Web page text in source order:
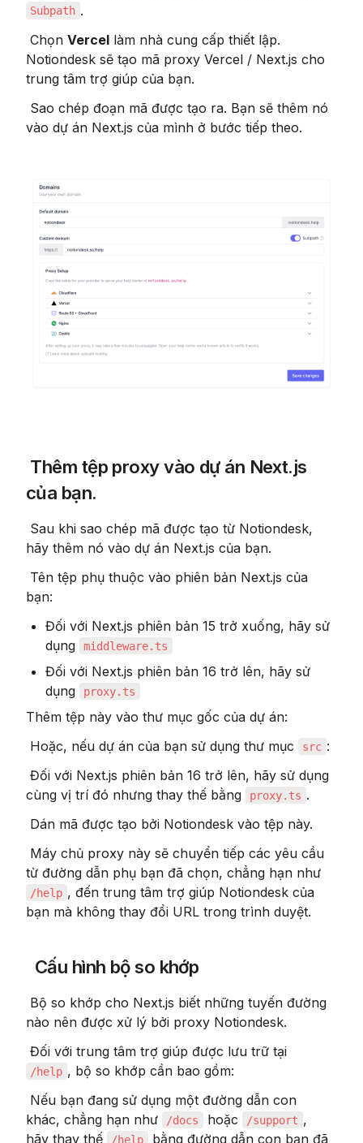
Subpath .
Chọn Vercel làm nhà cung cấp thiết lập.
Notiondesk sẽ tạo mã proxy Vercel / Next.js cho
trung tâm trợ giúp của bạn.
vào dự án Next.js của mình ở bước tiếp theo.
Thêm tệp proxy vào dự án Next.js
của bạn.
hãy thêm nó vào dự án Next.js của bạn.
bạn:
Đối với Next.js phiên bản 15 trở xuống, hãy sử
dụng
middleware.ts
Đối với Next.js phiên bản 16 trở lên, hãy sử
dụng
proxy.ts
Thêm tệp này vào thư mục gốc của dự án:
Hoặc, nếu dự án của bạn sử dụng thư mục
src :
cùng vị trí đó nhưng thay thế bằng
proxy.ts .
Dán mã được tạo bởi Notiondesk vào tệp này.
từ đường dẫn phụ bạn đã chọn, chẳng hạn như
/help , đến trung tâm trợ giúp Notiondesk của
bạn mà không thay đổi URL trong trình duyệt.
Cấu hình bộ so khớp
nào nên được xử lý bởi proxy Notiondesk.
Đối với trung tâm trợ giúp được lưu trữ tại
/help , bộ so khớp cần bao gồm:
khác, chẳng hạn như
/docs hoặc /support ,
hãy thay thế
/help bằng đường dẫn con bạn đã